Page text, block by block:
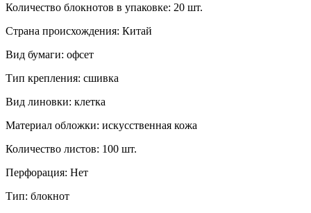
Количество блокнотов в упаковке: 20 шт.
Страна происхождения: Китай
Вид бумаги: офсeт
Тип крепления: сшивка
Вид линовки: клетка
Материал обложки: искусственная кожа
Количество листов: 100 шт.
Перфорация: Нет
Тип: блокнот